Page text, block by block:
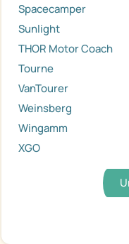
Spacecamper
Sunlight
THOR Motor Coach
Tourne
VanTourer
Weinsberg
Wingamm
XGO